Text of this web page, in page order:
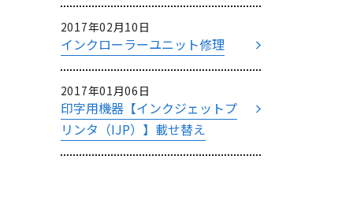
2017年02月10日
インクローラーユニット修理
2017年01月06日
印字用機器【インクジェットプ
リンタ（IJP）】載せ替え